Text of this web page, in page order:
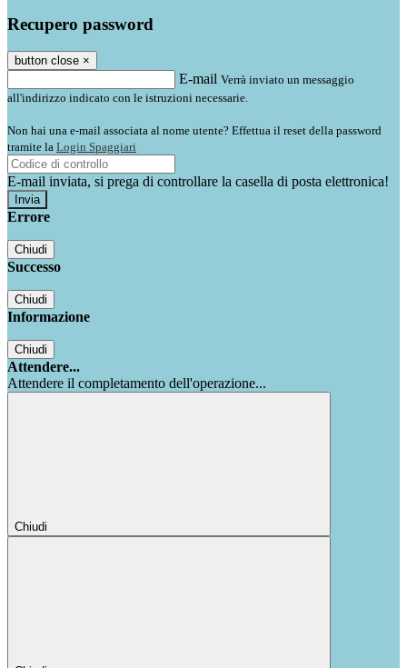
Recupero password
button close ×
E-mail Verrà inviato un messaggio
all'indirizzo indicato con le istruzioni necessarie.
Non hai una e-mail associata al nome utente? Effettua il reset della password
tramite la Login Spaggiari
E-mail inviata, si prega di controllare la casella di posta elettronica!
Errore
Chiudi
Successo
Chiudi
Informazione
Chiudi
Attendere...
Attendere il completamento dell'operazione...
Chiudi